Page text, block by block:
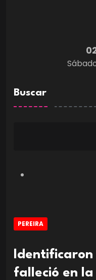
PEREIRA
falleció en
Buscar